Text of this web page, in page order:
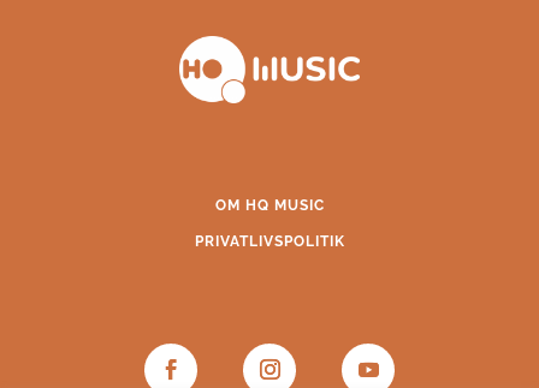
OM HQ MUSIC
PRIVATLIVSPOLITIK